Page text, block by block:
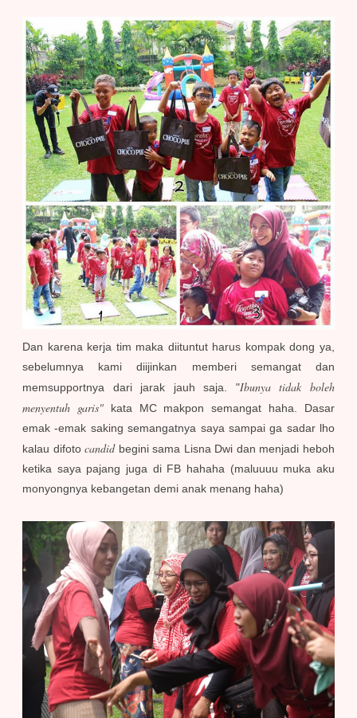
Dan karena kerja tim maka diituntut harus kompak dong ya,
sebelumnya kami diijinkan memberi semangat dan
memsupportnya dari jarak jauh saja. "Ibunya tidak boleh
menyentuh garis"kata MC makpon semangat haha. Dasar
emak -emak saking semangatnya saya sampai ga sadar lho
kalau difotocandidbegini sama Lisna Dwi dan menjadi heboh
ketika saya pajang juga di FB hahaha (maluuuu muka aku
monyongnya kebangetan demi anak menang haha)